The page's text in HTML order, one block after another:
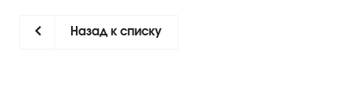
Назад к списку